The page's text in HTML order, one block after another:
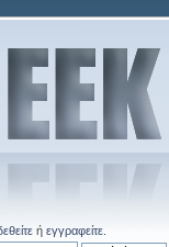
ή εγγραφείτε.